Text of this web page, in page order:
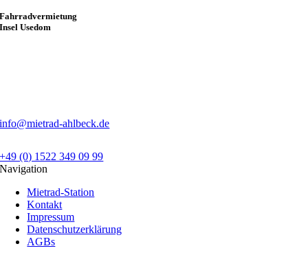
Fahrradvermietung
Insel Usedom
info@mietrad-ahlbeck.de
+49 (0) 1522 349 09 99
Navigation
Mietrad-Station
Kontakt
Impressum
Datenschutzerklärung
AGBs